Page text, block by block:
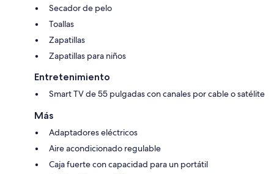
Secador de pelo
Toallas
Zapatillas
Zapatillas para niños
Entretenimiento
Smart TV de 55 pulgadas con canales por cable o satélite
Más
Adaptadores eléctricos
Aire acondicionado regulable
Caja fuerte con capacidad para un portátil